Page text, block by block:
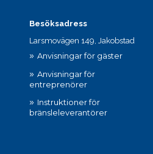
Besöksadress
Larsmovägen 149, Jakobstad
Anvisningar för gäster
Anvisningar för
entreprenörer
Instruktioner för
bränsleleverantörer